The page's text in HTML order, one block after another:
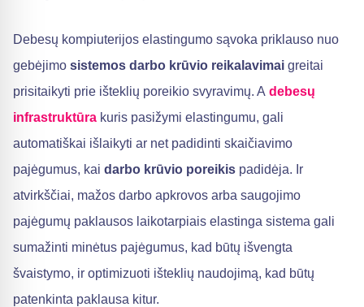
Debesų kompiuterijos elastingumo sąvoka priklauso nuo
gebėjimo sistemos darbo krūvio reikalavimai greitai
prisitaikyti prie išteklių poreikio svyravimų. A debesų
infrastruktūra kuris pasižymi elastingumu, gali
automatiškai išlaikyti ar net padidinti skaičiavimo
pajėgumus, kai darbo krūvio poreikis padidėja. Ir
atvirkščiai, mažos darbo apkrovos arba saugojimo
pajėgumų paklausos laikotarpiais elastinga sistema gali
sumažinti minėtus pajėgumus, kad būtų išvengta
švaistymo, ir optimizuoti išteklių naudojimą, kad būtų
patenkinta paklausa kitur.